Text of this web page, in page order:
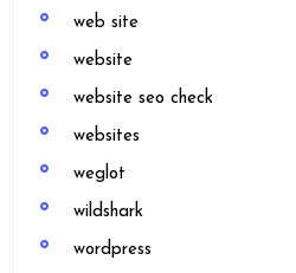
web site
website
website seo check
websites
weglot
wildshark
wordpress